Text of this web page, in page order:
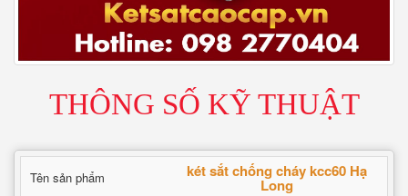
THÔNG SỐ KỸ THUẬT
Tên sản phẩm két sắt chống cháy kcc60 Hạ
Long